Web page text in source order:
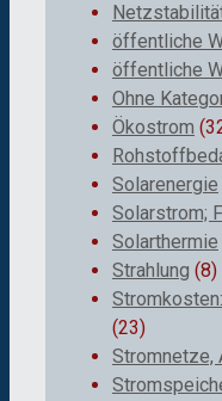
öffentliche
öffentliche
Ohne
Ökostrom
Solarenergie
Solarstrom;
Solarthermie
Strahlung (8)
(23)
Stromnetze,